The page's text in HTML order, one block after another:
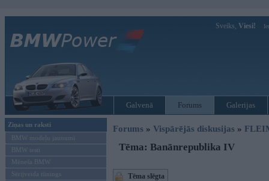
Sveiks, Viesi!
Galvenā Forums Galerijas
Ziņas un raksti
BMW modeļu jaunumi
BMW testi
Mēneša BMW
Sērijveida tūnings
Forums » Vispārējās diskusijas »
Tēma: Banānrepublika IV
Tēma slēgta